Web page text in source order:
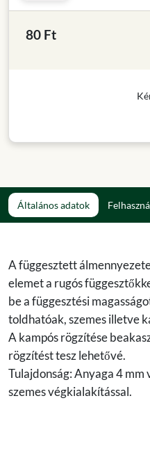
80 Ft
Általános adatok
A függesztett
elemet a rugós
be a függesztési
toldhatóak, szemes illetve
A kampós rögzítése
rögzítést tesz lehetővé.
Tulajdonság: Anyaga 4
szemes végkialakítással.